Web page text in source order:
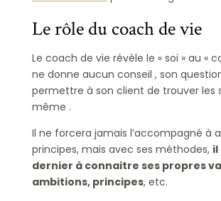
Le rôle du coach de vie
Le coach de vie révèle le « soi » au «
ne donne aucun conseil , son
permettre à son client de trouver les
même .
Il ne forcera jamais l’accompagné à
principes, mais avec ses méthodes, il
dernier à connaitre ses propres
ambitions, principes, etc.